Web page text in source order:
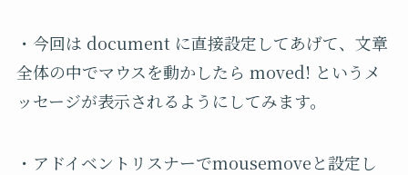
・今回は document に直接設定してあげて、文章
全体の中でマウスを動かしたら moved! というメ
ッセージが表示されるようにしてみます。
・アドイベントリスナーでmousemoveと設定し